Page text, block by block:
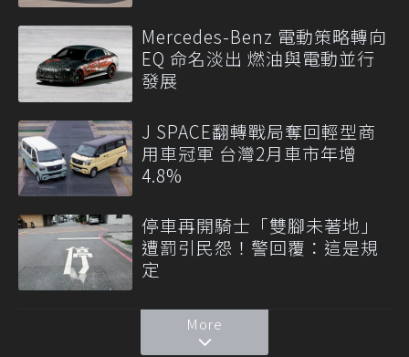
Mercedes-Benz 電動策略轉向
EQ 命名淡出 燃油與電動並行
發展
J SPACE翻轉戰局奪回輕型商
用車冠軍 台灣2月車市年增
4.8%
停車再開騎士「雙腳未著地」
遭罰引民怨！警回覆：這是規
定
More